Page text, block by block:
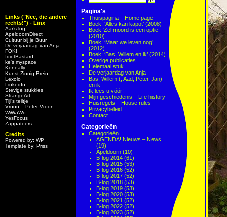
Links ("Nee, die andere
rechts!") - Linx
Aar’s log
ApeldoornDirect
Cultuur bij je Buur
De verjaardag van Anja
FOK!
IdiotBastard
ke's myspace
Keneally
Kunst-Zinnig-Brein
Lexolo
LinkedIn
Stevige stukkies
StrangeArt
Tijl’s teiltje
Vroon – Peter Vroon
WiWaWo
YesFocus
Zappateers
Credits
Powered by: WP
Template by: Priss
Pagina's
Thuispagina – Home page
Boek: ‘Alles kan kapot’ (2008)
Boek ‘Zelfmoord is een optie’
(2010)
Boek: ‘Maar we leven nog’
(2012)
Boek: ‘Bas, Willem en ik’ (2014)
Overige publicaties
Helemaal stuk
De verjaardag van Anja
Bas, Willem (, Aad, Peter-Jan)
en ik
Ik lees u vóór!
Mijn geschiedenis – Life history
Huisregels – House rules
Privacybeleid
Contact
Categorieën
Categorieën
AGENDA! Nieuws – News
(19)
Apeldoorn (10)
B-log 2014 (61)
B-log 2015 (53)
B-log 2016 (52)
B-log 2017 (52)
B-log 2018 (53)
B-log 2019 (53)
B-log 2020 (53)
B-log 2021 (52)
B-log 2022 (52)
B-log 2023 (52)